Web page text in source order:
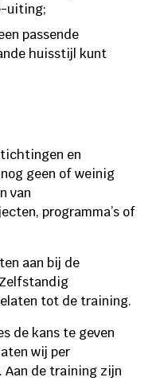
uiting;
passende
huisstijl kunt
en
geen of weinig
van
programma’s of
aan bij de
tot de training.
de kans te geven
wij per
Aan de training zijn